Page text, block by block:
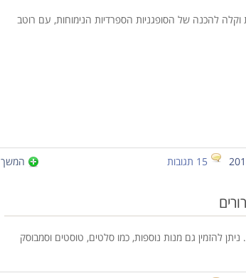
וקלה להכנה של הסופגניות הספרדיות הנימוחות, עם רוטב
15 תגובות המשך
להזמין גם מנות נוספות, כמו סלטים, טוסטים וסמבוסק